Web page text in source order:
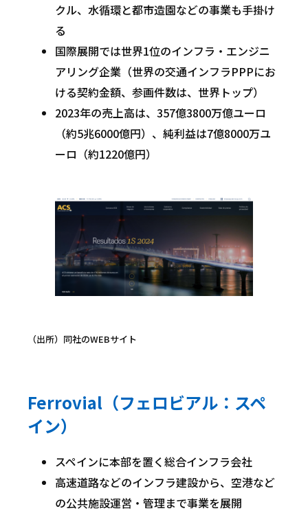
クル、水循環と都市造園などの事業も手掛け
る
国際展開では世界1位のインフラ・エンジニ
アリング企業（世界の交通インフラPPPにお
ける契約金額、参画件数は、世界トップ）
2023年の売上高は、357億3800万億ユーロ
（約5兆6000億円）、純利益は7億8000万ユ
ーロ（約1220億円）
（出所）同社のWEBサイト
Ferrovial（フェロビアル：スペ
イン）
スペインに本部を置く総合インフラ会社
高速道路などのインフラ建設から、空港など
の公共施設運営・管理まで事業を展開